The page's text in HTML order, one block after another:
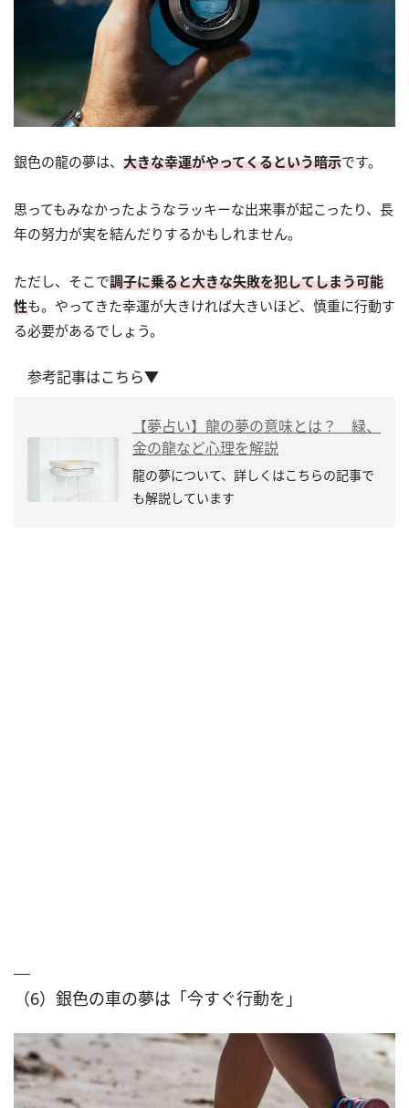
銀色の龍の夢は、 大きな幸運がやってくるという暗示です。
思ってもみなかったようなラッキーな出来事が起こったり、長
年の努力が実を結んだりするかもしれません。
ただし、そこで調子に乗ると大きな失敗を犯してしまう可能
性も。やってきた幸運が大きければ大きいほど、慎重に行動す
る必要があるでしょう。
参考記事はこちら▼
【夢占い】龍の夢の意味とは？ 緑、
金の龍など心理を解説
龍の夢について、詳しくはこちらの記事で
も解説しています
（6）銀色の車の夢は「今すぐ行動を」